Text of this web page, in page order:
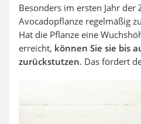
Besonders im ersten Jahr der
Avocadopflanze regelmäßig
Hat die Pflanze eine
erreicht, können Sie sie bis
zurückstutzen. Das fördert